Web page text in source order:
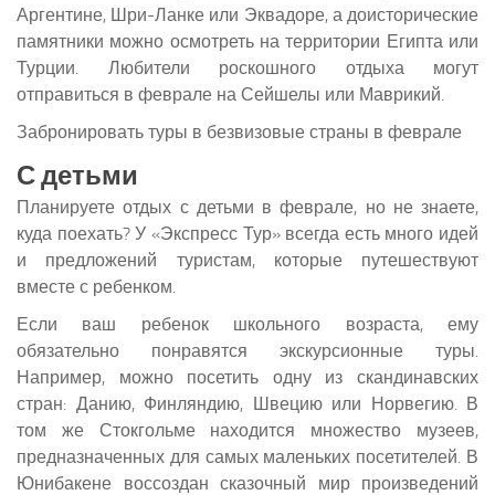
Аргентине, Шри-Ланке или Эквадоре, а доисторические
памятники можно осмотреть на территории Египта или
Турции. Любители роскошного отдыха могут
отправиться в феврале на Сейшелы или Маврикий.
Забронировать туры в безвизовые страны в феврале
С детьми
Планируете отдых с детьми в феврале, но не знаете,
куда поехать? У «Экспресс Тур» всегда есть много идей
и предложений туристам, которые путешествуют
вместе с ребенком.
Если ваш ребенок школьного возраста, ему
обязательно понравятся экскурсионные туры.
Например, можно посетить одну из скандинавских
стран: Данию, Финляндию, Швецию или Норвегию. В
том же Стокгольме находится множество музеев,
предназначенных для самых маленьких посетителей. В
Юнибакене воссоздан сказочный мир произведений